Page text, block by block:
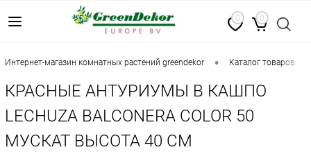
0 0
интернет-магазин комнатных растений greendekor • каталог товаров
КРАСНЫЕ АНТУРИУМЫ В КАШПО
LECHUZA BALCONERA COLOR 50
МУСКАТ ВЫСОТА 40 СМ